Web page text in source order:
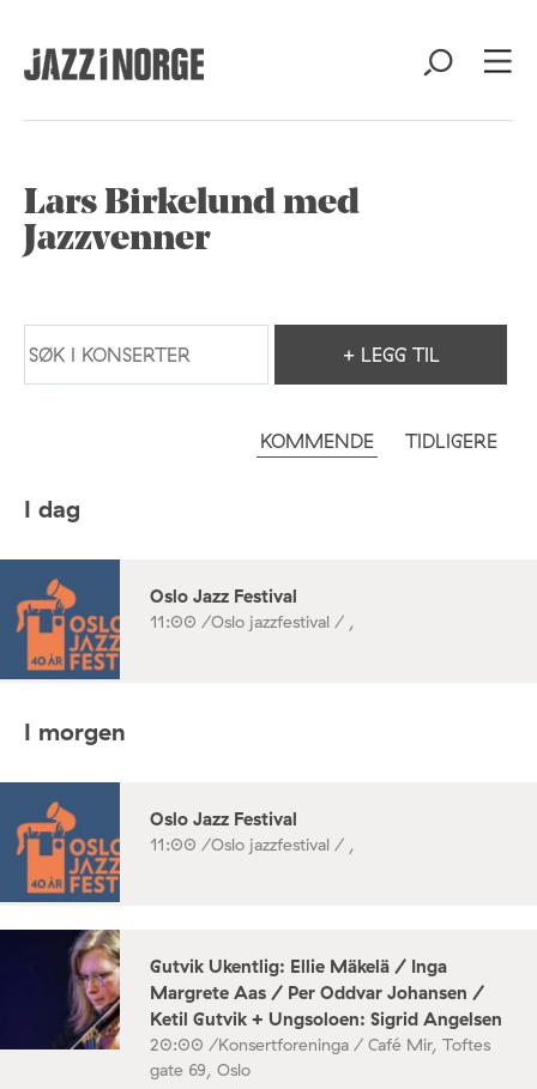
Lars Birkelund med
Jazzvenner
+ LEGG TIL
KOMMENDE TIDLIGERE
I dag
Oslo Jazz Festival
11:00 /Oslo jazzfestival / ,
I morgen
Oslo Jazz Festival
11:00 /Oslo jazzfestival / ,
Gutvik Ukentlig: Ellie Mäkelä / Inga
Margrete Aas / Per Oddvar Johansen /
Ketil Gutvik + Ungsoloen: Sigrid Angelsen
20:00 /Konsertforeninga / Café Mir, Toftes
gate 69, Oslo